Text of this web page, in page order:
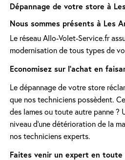
Dépannage de votre store à
Nous sommes présents à Les
Le réseau Allo-Volet-Service.fr
modernisation de tous types de
Economisez sur l'achat en
Le dépannage de votre store
que nos techniciens possèdent.
des lames ou toute autre panne ?
niveau d'une détérioration de la
nos techniciens experts.
Faites venir un expert en toute